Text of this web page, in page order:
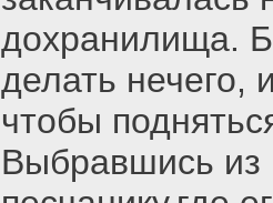
дохранилища.
делать нечего,
чтобы
Выбравшись из